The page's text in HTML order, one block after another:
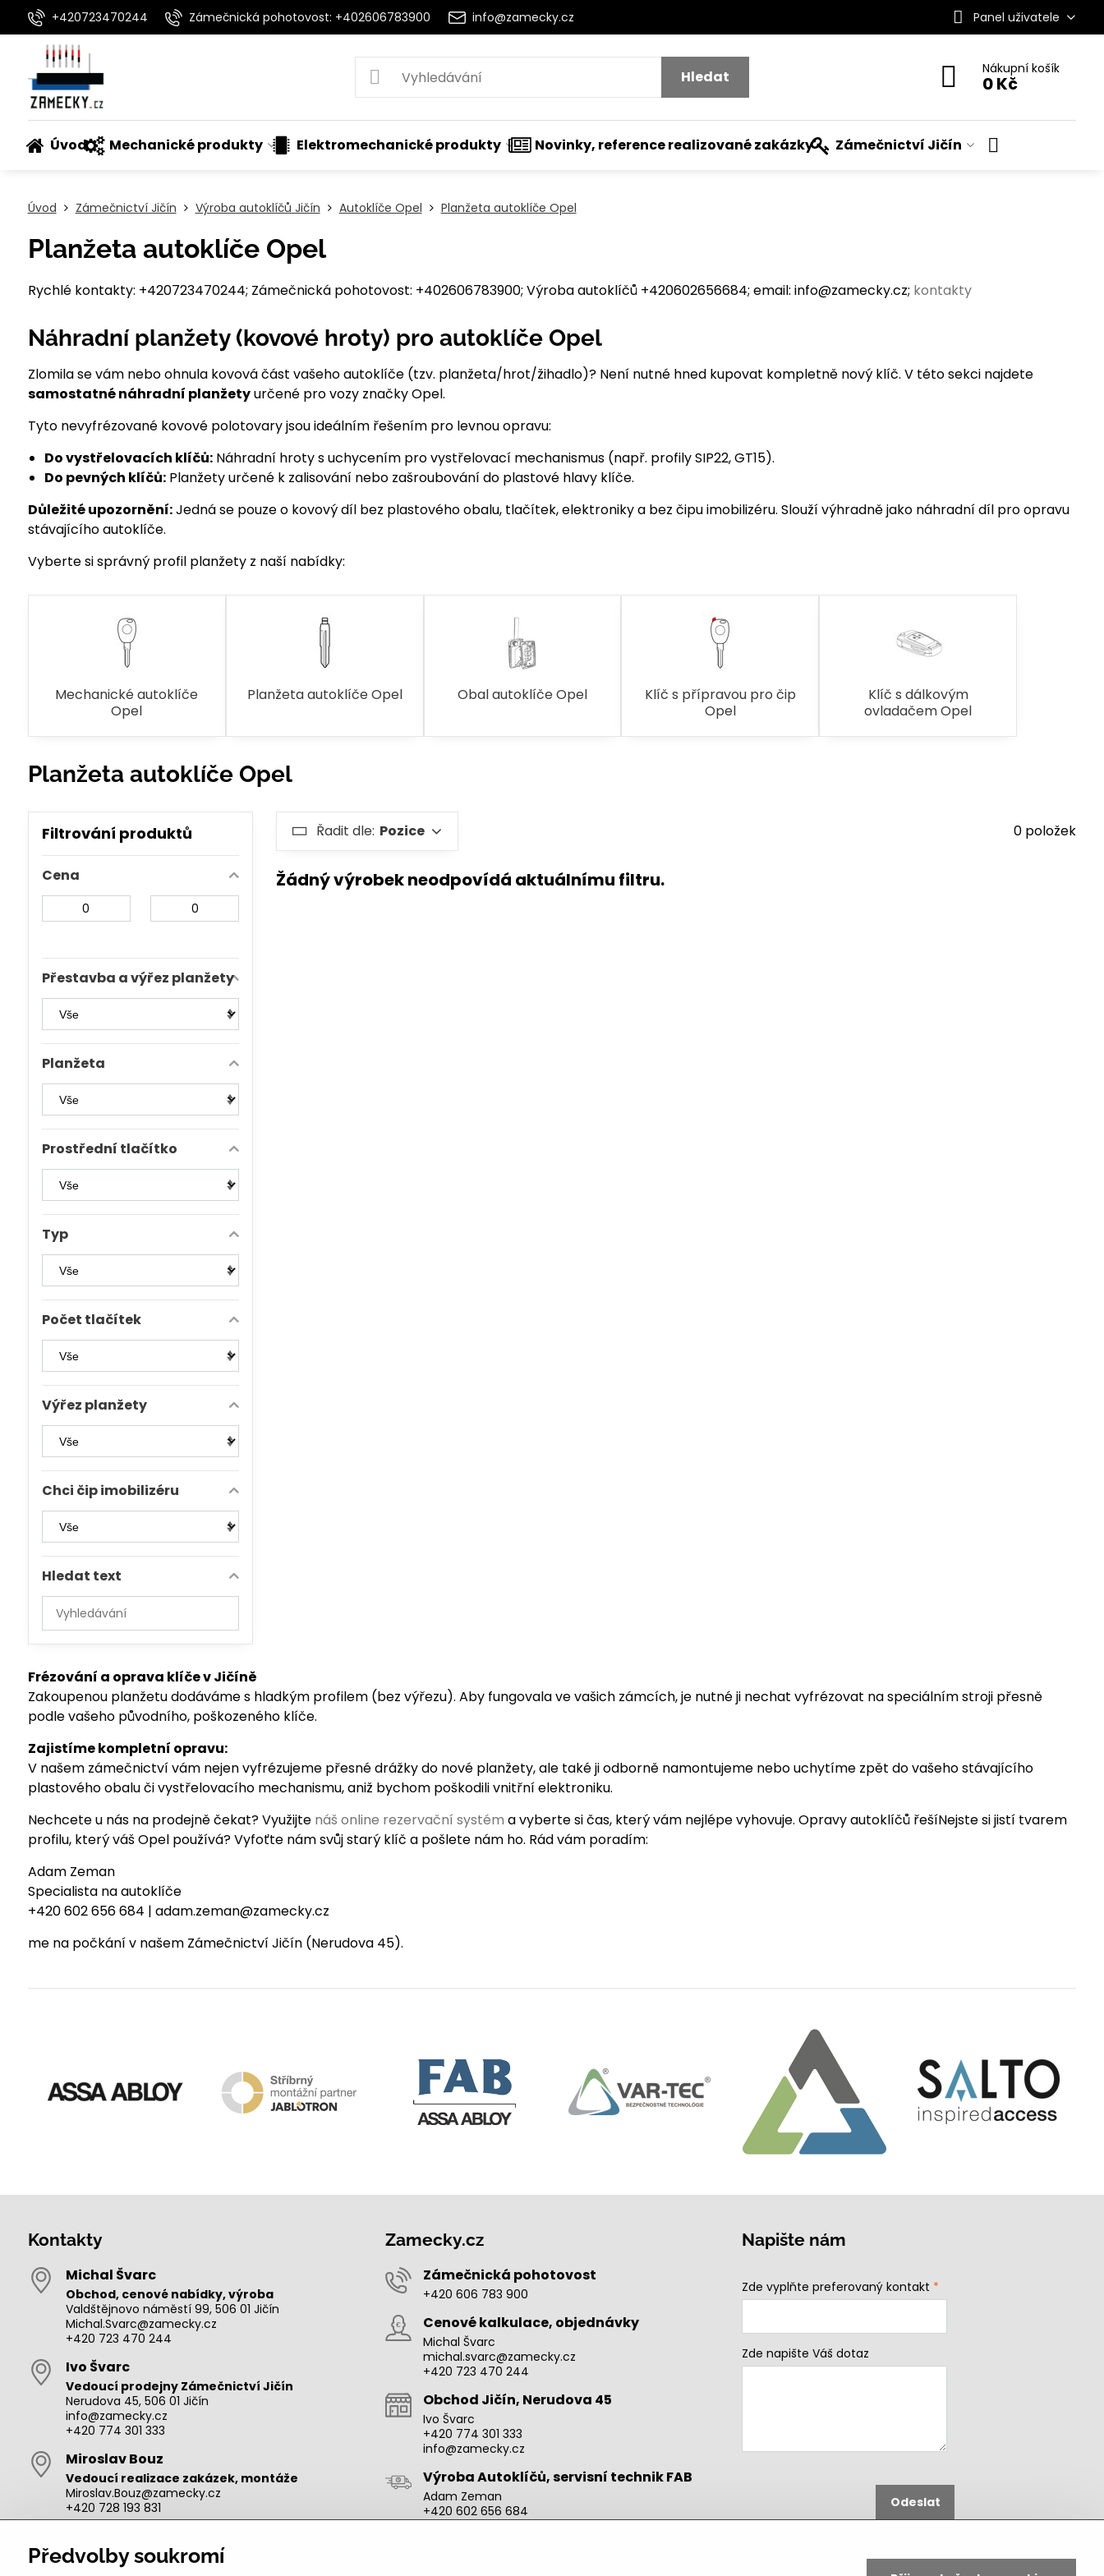
+420723470244 Zámečnická pohotovost: +402606783900 info@zamecky.cz Panel uživatele
Hledat Nákupní košík
0 Kč
Úvod Mechanické produkty Elektromechanické produkty Novinky, reference realizované zakázky Zámečnictví Jičín
Úvod Zámečnictví Jičín Výroba autoklíčů Jičín Autoklíče Opel Planžeta autoklíče Opel
Planžeta autoklíče Opel
Rychlé kontakty: +420723470244; Zámečnická pohotovost: +402606783900; Výroba autoklíčů +420602656684; email: info@zamecky.cz; kontakty
Náhradní planžety (kovové hroty) pro autoklíče Opel
Zlomila se vám nebo ohnula kovová část vašeho autoklíče (tzv. planžeta/hrot/žihadlo)? Není nutné hned kupovat kompletně nový klíč. V této sekci najdete
samostatné náhradní planžetyurčené pro vozy značky Opel.
Tyto nevyfrézované kovové polotovary jsou ideálním řešením pro levnou opravu:
Do vystřelovacích klíčů:Náhradní hroty s uchycením pro vystřelovací mechanismus (např. profily SIP22, GT15).
Do pevných klíčů:Planžety určené k zalisování nebo zašroubování do plastové hlavy klíče.
Důležité upozornění:Jedná se pouze o kovový díl bez plastového obalu, tlačítek, elektroniky a bez čipu imobilizéru. Slouží výhradně jako náhradní díl pro opravu
stávajícího autoklíče.
Vyberte si správný profil planžety z naší nabídky:
Mechanické autoklíče
Opel
Planžeta autoklíče Opel Obal autoklíče Opel
Klíč s přípravou pro čip
Opel
Klíč s dálkovým
ovladačem Opel
Planžeta autoklíče Opel
Řadit dle: Pozice 0 položek
Filtrování produktů
Cena
Přestavba a výřez planžety
Planžeta
Prostřední tlačítko
Typ
Počet tlačítek
Výřez planžety
Chci čip imobilizéru
Hledat text
Prohledat
výsledky
filtru
Frézování a oprava klíče v Jičíně
Zakoupenou planžetu dodáváme s hladkým profilem (bez výřezu). Aby fungovala ve vašich zámcích, je nutné ji nechat vyfrézovat na speciálním stroji přesně
podle vašeho původního, poškozeného klíče.
Zajistíme kompletní opravu:
V našem zámečnictví vám nejen vyfrézujeme přesné drážky do nové planžety, ale také ji odborně namontujeme nebo uchytíme zpět do vašeho stávajícího
plastového obalu či vystřelovacího mechanismu, aniž bychom poškodili vnitřní elektroniku.
Nechcete u nás na prodejně čekat? Využijte náš online rezervační systém a vyberte si čas, který vám nejlépe vyhovuje. Opravy autoklíčů řešíNejste si jistí tvarem
profilu, který váš Opel používá? Vyfoťte nám svůj starý klíč a pošlete nám ho. Rád vám poradím:
Adam Zeman
Specialista na autoklíče
+420 602 656 684 | adam.zeman@zamecky.cz
me na počkání v našem Zámečnictví Jičín (Nerudova 45).
Kontakty
Michal Švarc
Obchod, cenové nabídky, výroba
Valdštějnovo náměstí 99, 506 01 Jičín
Michal.Svarc@zamecky.cz
+420 723 470 244
Ivo Švarc
Vedoucí prodejny Zámečnictví Jičín
Nerudova 45, 506 01 Jičín
info@zamecky.cz
+420 774 301 333
Miroslav Bouz
Vedoucí realizace zakázek, montáže
Miroslav.Bouz@zamecky.cz
+420 728 193 831
Výroba autoklíčů, technik pro oblast Jičín
adam.zeman@zamecky.cz
Zamecky.cz
Zámečnická pohotovost
+420 606 783 900
Cenové kalkulace, objednávky
Michal Švarc
michal.svarc@zamecky.cz
+420 723 470 244
Obchod Jičín, Nerudova 45
Ivo Švarc
+420 774 301 333
info@zamecky.cz
Výroba Autoklíčů, servisní technik FAB
Adam Zeman
+420 602 656 684
Napište nám
Zde vyplňte preferovaný kontakt *
Zde napište Váš dotaz
Odeslat
Předvolby soukromí